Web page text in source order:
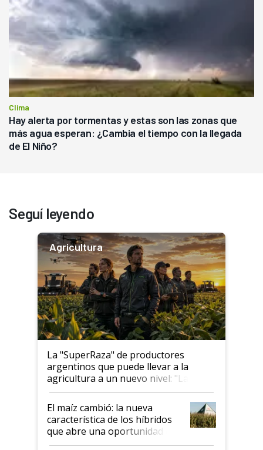
Clima
Hay alerta por tormentas y estas son las zonas que
más agua esperan: ¿Cambia el tiempo con la llegada
de El Niño?
Seguí leyendo
Agricultura
La "SuperRaza" de productores
argentinos que puede llevar a la
agricultura a un nuevo nivel: "Las
posibilidades de crecimiento son
infinitas"
El maíz cambió: la nueva
característica de los híbridos
que abre una oportunidad en
el lote